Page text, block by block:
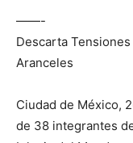
——-
Descarta
Aranceles
Ciudad de México,
de 38 integrantes